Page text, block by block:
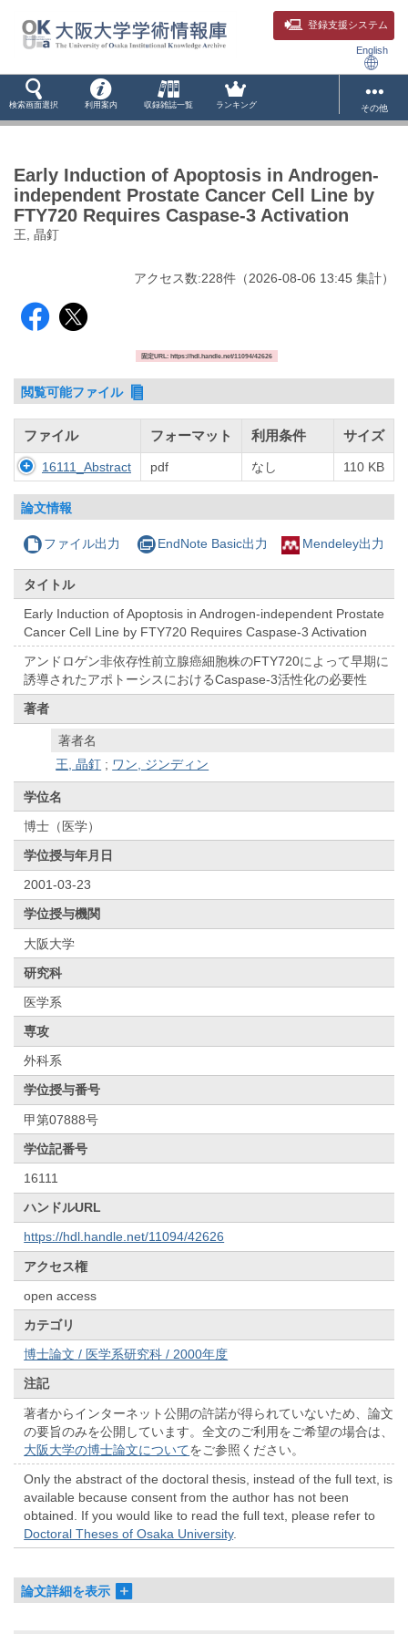
登録支援システム
English
検索画面選択 利用案内 収録雑誌一覧 ランキング その他
Early Induction of Apoptosis in Androgen-
independent Prostate Cancer Cell Line by
FTY720 Requires Caspase-3 Activation
王, 晶釘
アクセス数:228件 （2026-08-06 13:45 集計）
固定URL: https://hdl.handle.net/11094/42626
閲覧可能ファイル
ファイル フォーマット 利用条件 サイズ
16111_Abstract pdf なし 110 KB
論文情報
ファイル出力 EndNote Basic出力 Mendeley出力
タイトル
Early Induction of Apoptosis in Androgen-independent Prostate
Cancer Cell Line by FTY720 Requires Caspase-3 Activation
アンドロゲン非依存性前立腺癌細胞株のFTY720によって早期に
誘導されたアポトーシスにおけるCaspase-3活性化の必要性
著者
著者名
王, 晶釘 ; ワン, ジンディン
学位名
博士（医学）
学位授与年月日
2001-03-23
学位授与機関
大阪大学
研究科
医学系
専攻
外科系
学位授与番号
甲第07888号
学位記番号
16111
ハンドルURL
https://hdl.handle.net/11094/42626
アクセス権
open access
カテゴリ
博士論文 / 医学系研究科 / 2000年度
注記
著者からインターネット公開の許諾が得られていないため、論文
の要旨のみを公開しています。全文のご利用をご希望の場合は、
大阪大学の博士論文についてをご参照ください。
Only the abstract of the doctoral thesis, instead of the full text, is
available because consent from the author has not been
obtained. If you would like to read the full text, please refer to
Doctoral Theses of Osaka University.
論文詳細を表示